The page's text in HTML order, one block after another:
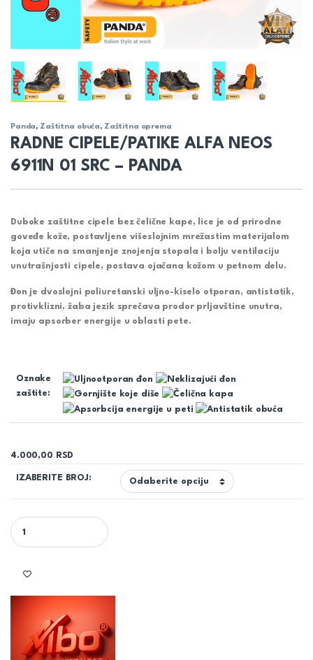
Panda,Zaštitna obuća, Zaštitna oprema
RADNE CIPELE/PATIKE ALFA NEOS
6911N 01 SRC – PANDA
Duboke zaštitne cipele bez čelične kape, lice je od prirodne
goveđe kože, postavljene višeslojnim mrežastim materijalom
koja utiče na smanjenje znojenja stopala i bolju ventilaciju
unutrašnjosti cipele, postava ojačana kožom u petnom delu.
Đon je dvoslojni poliuretanski uljno-kiselo otporan, antistatik,
protivklizni, žaba jezik sprečava prodor prljavštine unutra,
imaju apsorber energije u oblasti pete.
Oznake
zaštite:
4.000,00 RSD
IZABERITE BROJ:
RADNE CIPELE/PATIKE ALFA NEOS 6911N 01 SRC - PANDA quantity